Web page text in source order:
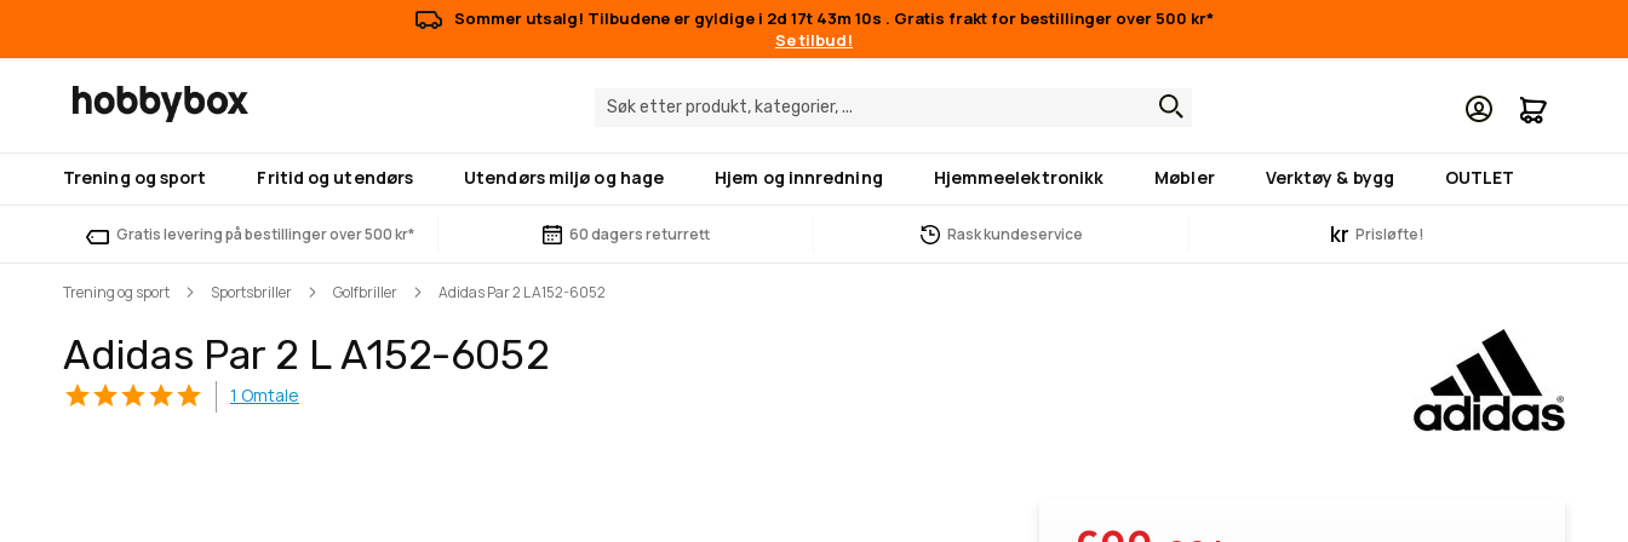
Sommer utsalg! Tilbudene er gyldige i 2d 17t 43m 10s . Gratis frakt for bestillinger over 500 kr*
Se tilbud!
Min
Trening og sport Fritid og utendørs Utendørs miljø og hage Hjem og innredning Hjemmeelektronikk Møbler Verktøy & bygg OUTLET
Gratis levering på bestillinger over 500 kr* 60 dagers returrett Rask kundeservice kr Prisløfte!
Trening og sport Sportsbriller Golfbriller Adidas Par 2 L A152-6052
Adidas Par 2 L A152-6052
1 Omtale